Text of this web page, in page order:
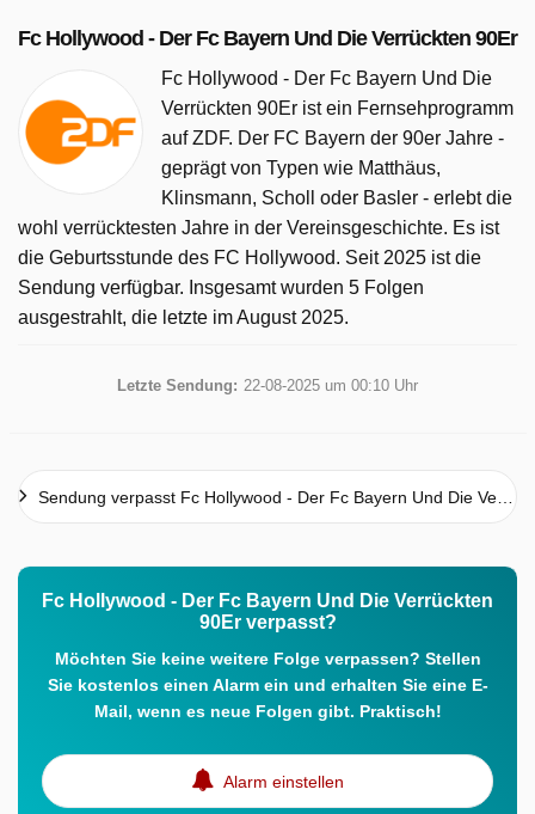
Fc Hollywood - Der Fc Bayern Und Die Verrückten 90Er
Fc Hollywood - Der Fc Bayern Und Die
Verrückten 90Er ist ein Fernsehprogramm
auf ZDF. Der FC Bayern der 90er Jahre -
geprägt von Typen wie Matthäus,
Klinsmann, Scholl oder Basler - erlebt die
wohl verrücktesten Jahre in der Vereinsgeschichte. Es ist
die Geburtsstunde des FC Hollywood. Seit 2025 ist die
Sendung verfügbar. Insgesamt wurden 5 Folgen
ausgestrahlt, die letzte im August 2025.
Letzte Sendung: 22-08-2025 um 00:10 Uhr
Sendung verpasst Fc Hollywood - Der Fc Bayern Und Die Verrückten 90Er
Fc Hollywood - Der Fc Bayern Und Die Verrückten
90Er verpasst?
Möchten Sie keine weitere Folge verpassen? Stellen
Sie kostenlos einen Alarm ein und erhalten Sie eine E-
Mail, wenn es neue Folgen gibt. Praktisch!
Alarm einstellen